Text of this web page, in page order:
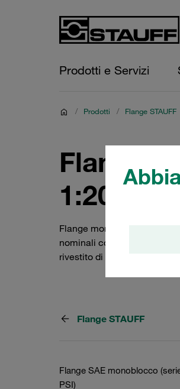
Prodotti e Servizi
/ Prodotti / Flange STAUFF
Flange
1:2002
Flange monoblocco SAE,
nominali comuni tra DN 13
rivestito di zinco/nichel) o in
Flange STAUFF
Flange SAE monoblocco
PSI)